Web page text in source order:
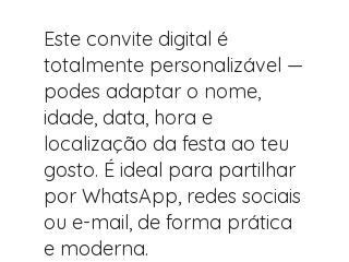
Este convite digital é
totalmente personalizável —
podes adaptar o nome,
idade, data, hora e
localização da festa ao teu
gosto. É ideal para partilhar
por WhatsApp, redes sociais
ou e-mail, de forma prática
e moderna.